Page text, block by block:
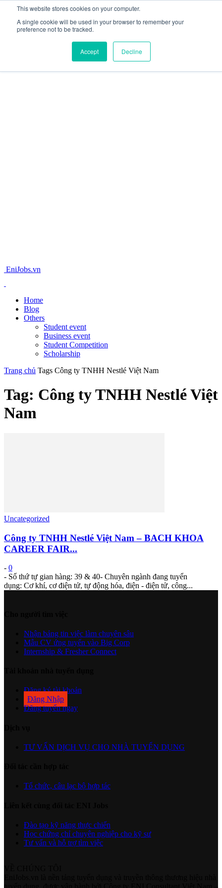
This website stores cookies on your computer.
A single cookie will be used in your browser to remember your
preference not to be tracked.
Accept Decline
EniJobs.vn
Home
Blog
Others
Student event
Business event
Student Competition
Scholarship
Trang chủ Tags Công ty TNHH Nestlé Việt Nam
Tag: Công ty TNHH Nestlé Việt
Nam
Uncategorized
Công ty TNHH Nestlé Việt Nam – BACH KHOA
CAREER FAIR...
- 0
- Số thứ tự gian hàng: 39 & 40- Chuyên ngành đang tuyển
dụng: Cơ khí, cơ điện tử, tự động hóa, điện - điện tử, công...
Nhận bảng tin việc làm chuyên sâu
Mẫu CV ứng tuyển vào Big Corp
Internship & Fresher Connect
Đăng ký tài khoản
Đăng Nhập
Đăng tuyển ngay
TƯ VẤN DỊCH VỤ CHO NHÀ TUYỂN DỤNG
Tổ chức, câu lạc bộ hợp tác
Đào tạo kỹ năng thực chiến
Học chứng chỉ chuyên nghiệp cho kỹ sư
Tư vấn và hỗ trợ tìm việc